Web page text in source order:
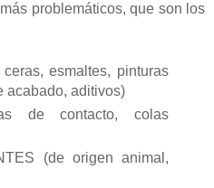
problemáticos, que son los
esmaltes, pinturas
acabado, aditivos)
de contacto, colas
(de origen animal,